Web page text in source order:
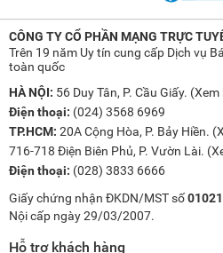
CÔNG TY CỔ PHẦN MẠNG TRỰC
Trên 19 năm Uy tín cung cấp Dịch vụ
toàn quốc
HÀ NỘI: 56 Duy Tân, P. Cầu Giấy. (Xem
Điện thoại: (024) 3568 6969
TP.HCM: 20A Cộng Hòa, P. Bảy Hiền. (
716-718 Điện Biên Phủ, P. Vườn Lài. (
Điện thoại: (028) 3833 6666
Giấy chứng nhận ĐKDN/MST số
Nội cấp ngày 29/03/2007.
Hỗ trợ khách hàng